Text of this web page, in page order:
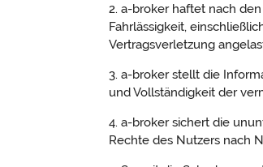
2. a-broker haftet nach
Fahrlässigkeit,
Vertragsverletzung
3. a-broker stellt die
und Vollständigkeit der
4. a-broker sichert die
Rechte des Nutzers nach